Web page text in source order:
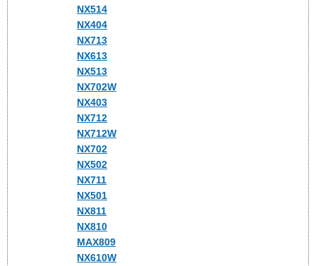
NX514
NX404
NX713
NX613
NX513
NX702W
NX403
NX712
NX712W
NX702
NX502
NX711
NX501
NX811
NX810
MAX809
NX610W